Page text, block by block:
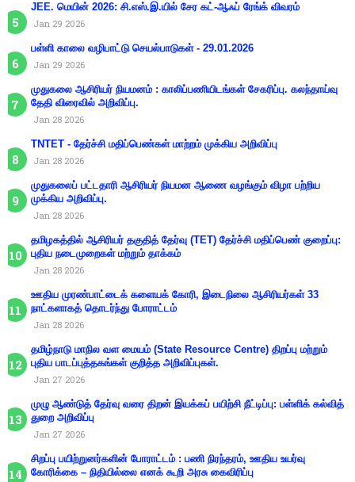
JEE. மெயின் 2026: சி.எஸ்.இ.யில் சேர கட்-ஆஃப் ரேங்க் விவரம்
Jan 29 2026
பள்ளி காலை வழிபாட்டு செயல்பாடுகள் - 29.01.2026
Jan 29 2026
முதுகலை ஆசிரியர் நியமனம் : காலிப்பணியிடங்கள் சேகரிப்பு. கலந்தாய்வு
தேதி விரைவில் அறிவிப்பு.
Jan 28 2026
TNTET - தேர்ச்சி மதிப்பெண்கள் மாற்றம் முக்கிய அறிவிப்பு
Jan 28 2026
முதுகலைப் பட்டதாரி ஆசிரியர் நியமன ஆணை வழங்கும் விழா பற்றிய
முக்கிய அறிவிப்பு.
Jan 28 2026
தமிழகத்தில் ஆசிரியர் தகுதித் தேர்வு (TET) தேர்ச்சி மதிப்பெண் குறைப்பு:
புதிய நடைமுறைகள் மற்றும் தாக்கம்
Jan 28 2026
ஊதிய முரண்பாட்டைக் களையக் கோரி, இடைநிலை ஆசிரியர்கள் 33
நாட்களாகத் தொடர்ந்து போராட்டம்
Jan 28 2026
தமிழ்நாடு மாநில வள மையம் (State Resource Centre) திறப்பு மற்றும்
புதிய பாடப்புத்தகங்கள் குறித்த அறிவிப்புகள்.
Jan 27 2026
முழு ஆண்டுத் தேர்வு வரை திறன் இயக்கப் பயிற்சி நீட்டிப்பு: பள்ளிக் கல்வித்
துறை அறிவிப்பு
Jan 27 2026
சிறப்பு பயிற்றுனர்களின் போராட்டம் : பணி நிரந்தரம், ஊதிய உயர்வு
கோரிக்கை – நிதியில்லை எனக் கூறி அரசு கைவிரிப்பு